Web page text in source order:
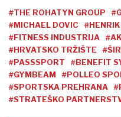
#THE ROHATYN GROUP
#MICHAEL DOVIC
#FITNESS INDUSTRIJA
#HRVATSKO TRŽIŠTE
#PASSSPORT
#BENEFIT
#GYMBEAM
#POLLEO
#SPORTSKA PREHRANA
#STRATEŠKO